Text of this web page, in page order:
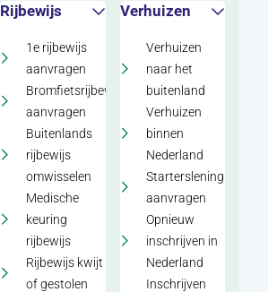
Rijbewijs
1e rijbewijs
aanvragen
Bromfietsrijbewijs
aanvragen
Buitenlands
rijbewijs
omwisselen
Medische
keuring
rijbewijs
Rijbewijs kwijt
of gestolen
Verhuizen
Verhuizen
naar het
buitenland
Verhuizen
binnen
Nederland
Starterslening
aanvragen
Opnieuw
inschrijven in
Nederland
Inschrijven